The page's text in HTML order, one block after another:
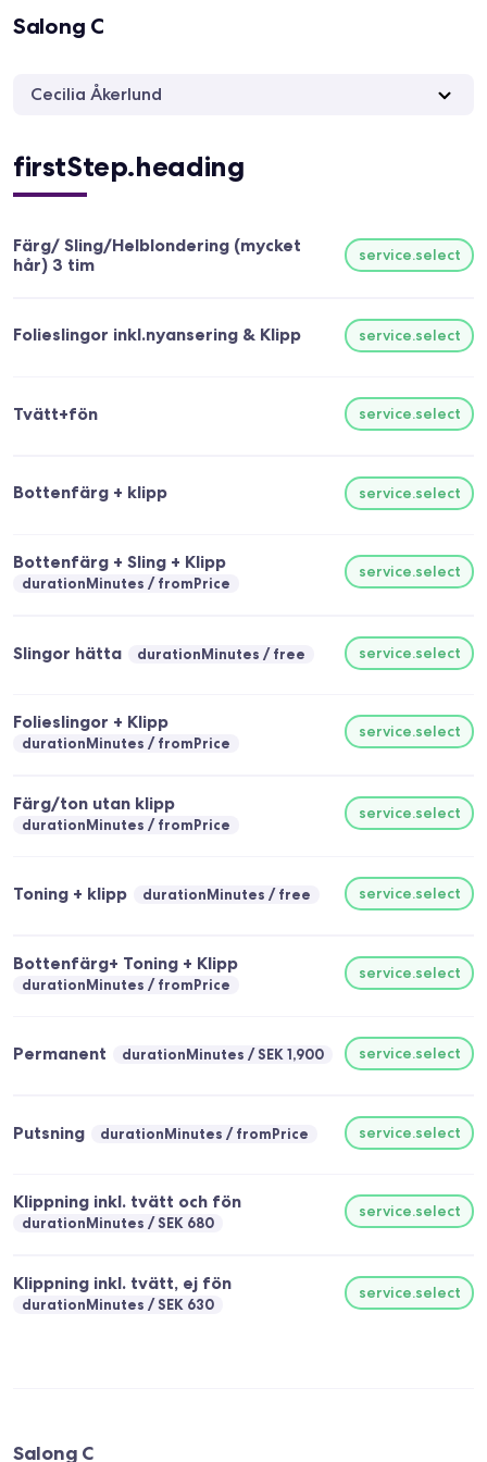
Salong C
Cecilia Åkerlund
firstStep.heading
Färg/ Sling/Helblondering (mycket
hår) 3 tim
service.select
Folieslingor inkl.nyansering & Klipp service.select
Tvätt+fön service.select
Bottenfärg + klipp service.select
Bottenfärg + Sling + Klipp
durationMinutes fromPrice
service.select
Slingor hätta durationMinutes free service.select
Folieslingor + Klipp
durationMinutes fromPrice
service.select
Färg/ton utan klipp
durationMinutes fromPrice
service.select
Toning + klipp durationMinutes free service.select
Bottenfärg+ Toning + Klipp
durationMinutes fromPrice
service.select
Permanent durationMinutes SEK 1,900 service.select
Putsning durationMinutes fromPrice service.select
Klippning inkl. tvätt och fön
durationMinutes SEK 680
service.select
Klippning inkl. tvätt, ej fön
durationMinutes SEK 630
service.select
Salong C